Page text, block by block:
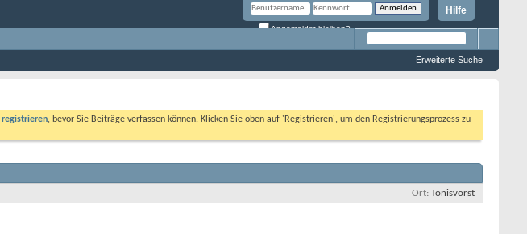
Hilfe
Angemeldet bleiben?
Erweiterte Suche
registrieren, bevor Sie Beiträge verfassen können. Klicken Sie oben auf 'Registrieren', um den Registrierungsprozess zu
Ort Tönisvorst